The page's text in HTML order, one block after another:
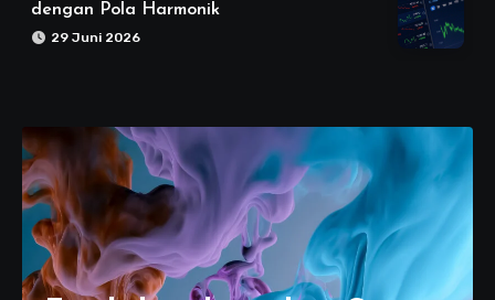
dengan Pola Harmonik
29 Juni 2026